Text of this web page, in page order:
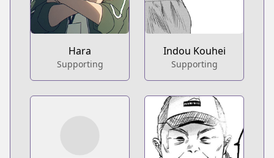
Hara
Supporting
Indou Kouhei
Supporting